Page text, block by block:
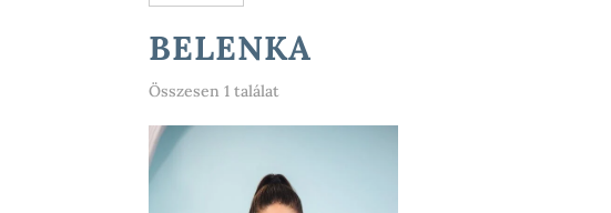
BELENKA
Összesen 1 találat